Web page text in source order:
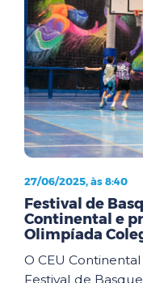
27/06/2025, às 8:40
Festival de
Continental e
Olimpíada
O CEU
Festival de